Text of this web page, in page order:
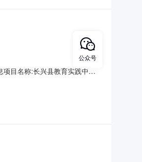
目名称:长兴县教育实践中心
位地
公众号